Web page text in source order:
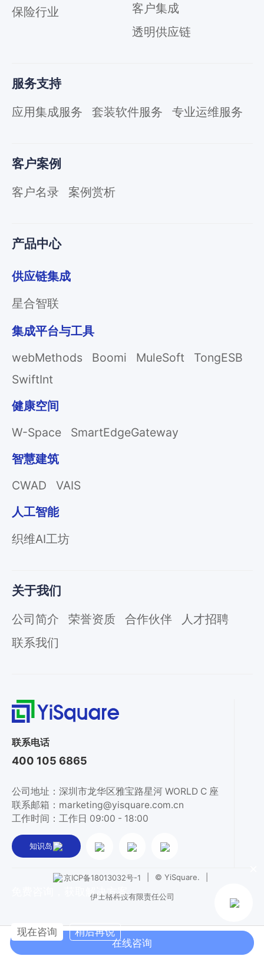
联系电话
400 105 6865
公司地址：深圳市龙华区雅宝路星河 WORLD C 座
联系邮箱：marketing@yisquare.com.cn
工作时间：工作日 09:00 - 18:00
知识岛
保险行业
客户集成
透明供应链
服务支持
应用集成服务 套装软件服务 专业运维服务
客户案例
客户名录 案例赏析
产品中心
供应链集成
星合智联
集成平台与工具
webMethods
Boomi MuleSoft
TongESB
SwiftInt
健康空间
W-Space
SmartEdgeGateway
智慧建筑
CWAD
VAIS
人工智能
织维AI工坊
关于我们
公司简介 荣誉资质 合作伙伴
人才招聘
联系我们
京ICP备18013032号-1 © YiSquare.
伊士格科技有限责任公司
在线咨询
免费咨询，获取解决方案
现在咨询
稍后再说
在线咨询